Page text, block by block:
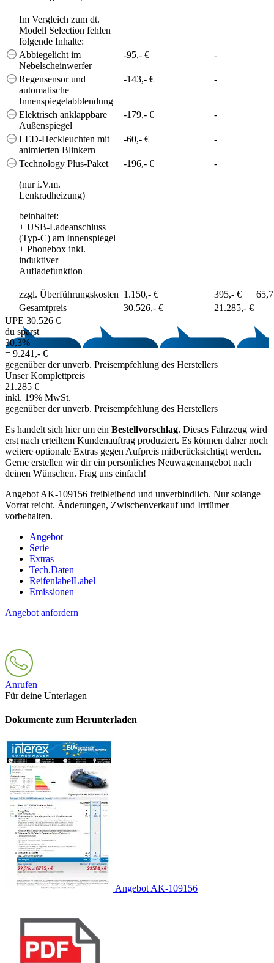
Im Vergleich zum dt.
Modell Selection fehlen
folgende Inhalte:
Abbiegelicht im
Nebelscheinwerfer
-95,- € -
Regensensor und
automatische
Innenspiegelabblendung
-143,- € -
Elektrisch anklappbare
Außenspiegel
-179,- € -
LED-Heckleuchten mit
animierten Blinkern
-60,- € -
Technology Plus-Paket
(nur i.V.m.
Lenkradheizung)
beinhaltet:
+ USB-Ladeanschluss
(Typ-C) am Innenspiegel
+ Phonebox inkl.
induktiver
Aufladefunktion
-196,- € -
zzgl. Überführungskosten 1.150,- € 395,- €
Gesamtpreis
30.526,- €
21.285,- €
UPE 30.526 €
du sparst
30,3%
= 9.241,- €
gegenüber der unverb. Preisempfehlung des Herstellers
Unser Komplettpreis
21.285 €
inkl. 19% MwSt.
gegenüber der unverb. Preisempfehlung des Herstellers
Es handelt sich hier um ein Bestellvorschlag. Dieses Fahrzeug wird
erst nach erteiltem Kundenauftrag produziert. Es können daher noch
weitere optionale Extras gegen Aufpreis mitberücksichtigt werden.
Gerne erstellen wir dir ein persönliches Neuwagenangebot nach
deinen Wünschen. Frag uns einfach!
Angebot AK-109156 freibleibend und unverbindlich. Nur solange
Vorrat reicht. Änderungen, Zwischenverkauf und Irrtümer
vorbehalten.
Angebot
Serie
Extras
Tech.Daten
ReifenlabelLabel
Emissionen
Angebot anfordern
Anrufen
Für deine Unterlagen
Dokumente zum Herunterladen
Angebot AK-109156